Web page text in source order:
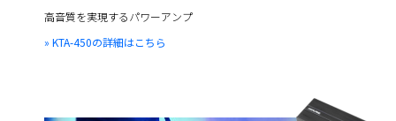
高音質を実現するパワーアンプ
» KTA-450の詳細はこちら